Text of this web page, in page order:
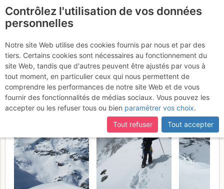
Petit Combin : Face N
Vendredi 8 mai 2026
Contrôlez l'utilisation de vos données
personnelles
Notre site Web utilise des cookies fournis par nous et par des
tiers. Certains cookies sont nécessaires au fonctionnement du
site Web, tandis que d'autres peuvent être ajustés par vous à
tout moment, en particulier ceux qui nous permettent de
comprendre les performances de notre site Web et de vous
fournir des fonctionnalités de médias sociaux. Vous pouvez les
accepter ou les refuser tous ou bien paramétrer vos choix.
Tout refuser
Tout accepter